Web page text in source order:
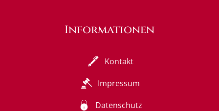
Informationen
Kontakt
Impressum
Datenschutz